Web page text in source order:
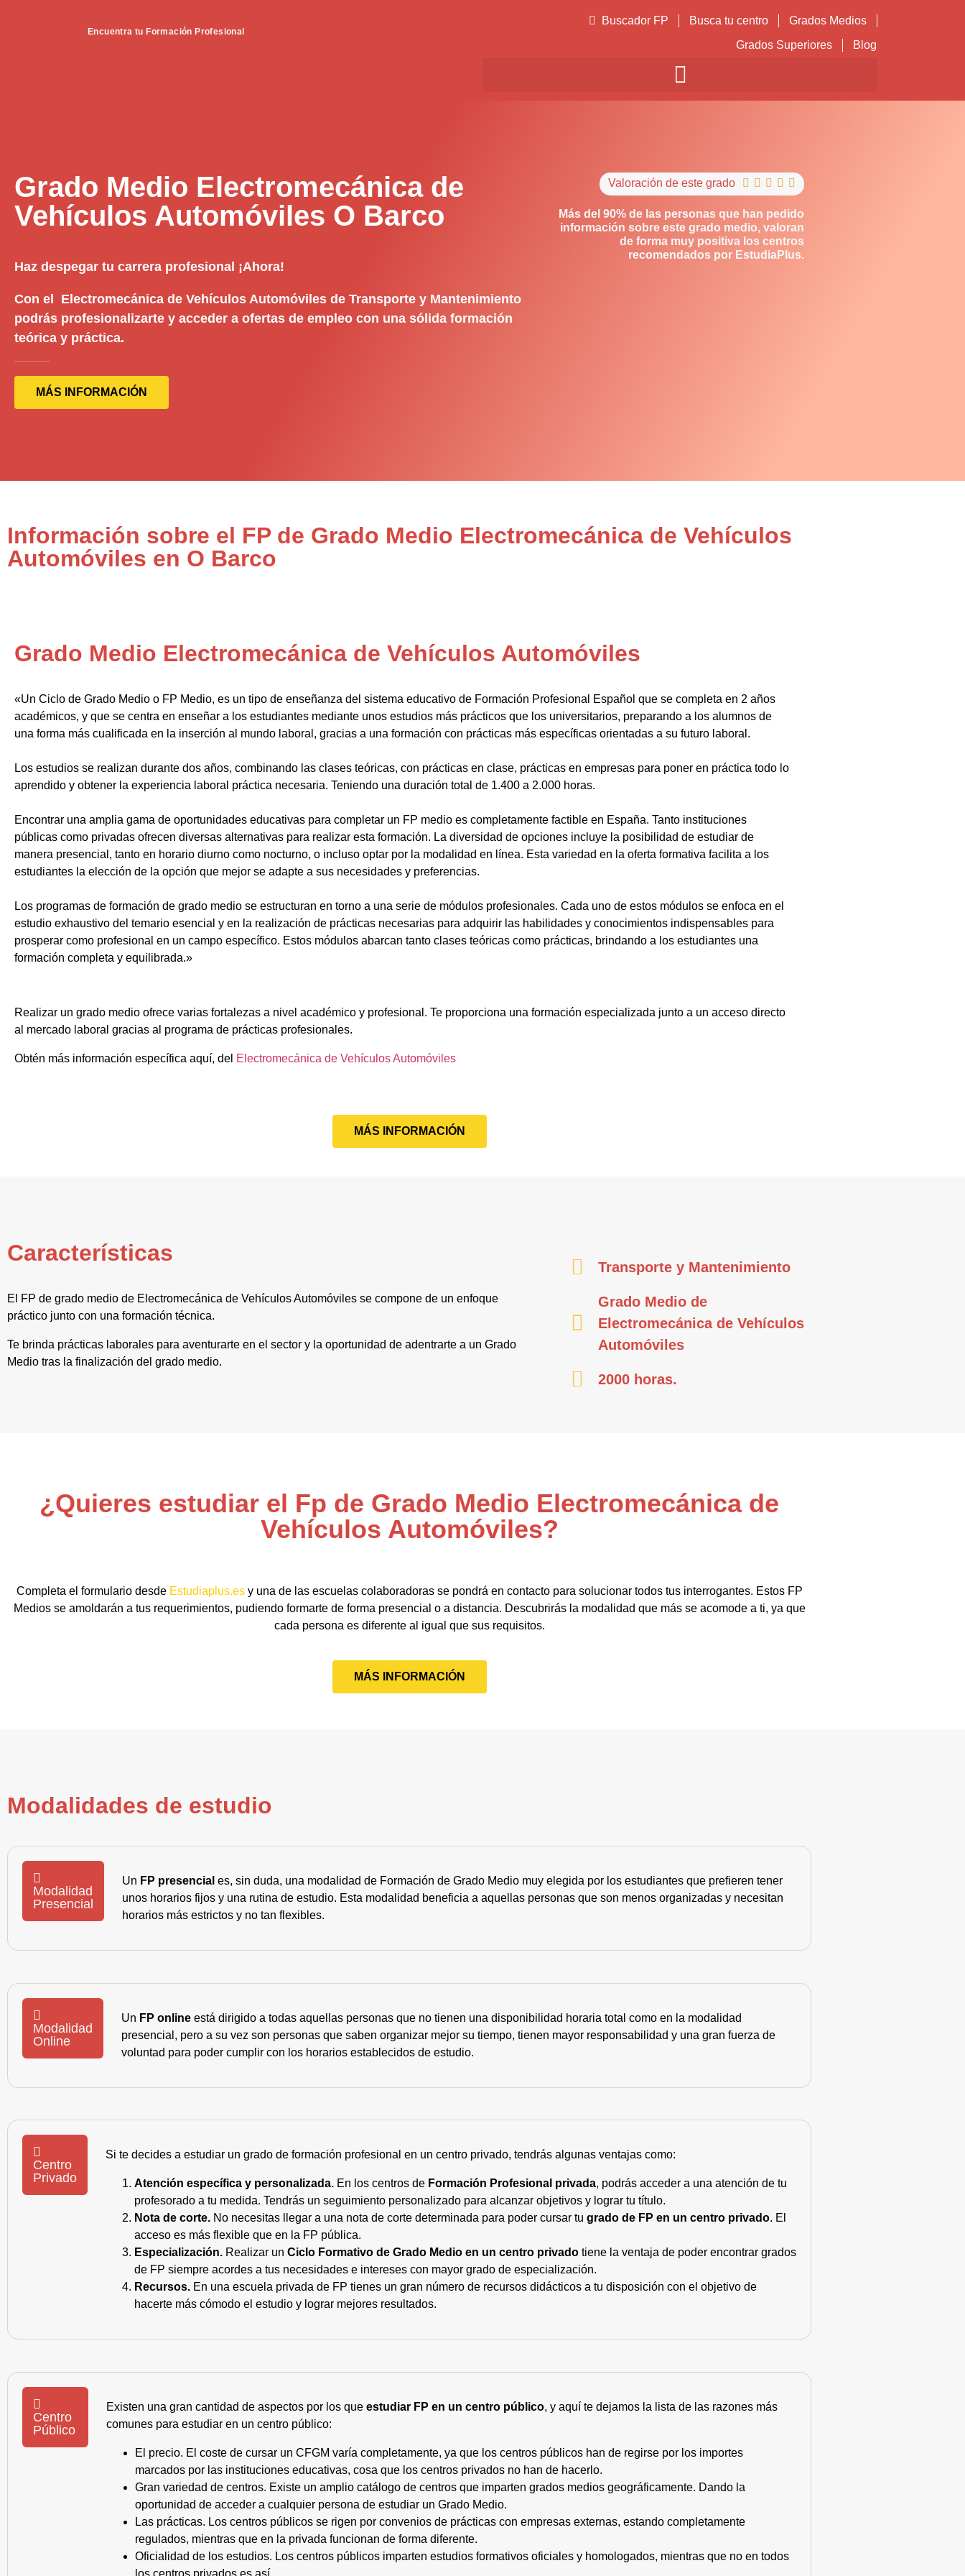
Encuentra tu Formación Profesional
Buscador FP Busca tu centro
Grados Medios
Grados Superiores
Blog
Grado Medio Electromecánica de
Vehículos Automóviles O Barco
Haz despegar tu carrera profesional ¡Ahora!
Con el Electromecánica de Vehículos Automóviles de Transporte y Mantenimiento
podrás profesionalizarte y acceder a ofertas de empleo con una sólida formación
teórica y práctica.
MÁS INFORMACIÓN
Valoración de este grado     
Más del 90% de las personas que han pedido
información sobre este grado medio, valoran
de forma muy positiva los centros
recomendados por EstudiaPlus.
Información sobre el FP de Grado Medio Electromecánica de Vehículos
Automóviles en O Barco
Grado Medio Electromecánica de Vehículos Automóviles
«Un Ciclo de Grado Medio o FP Medio, es un tipo de enseñanza del sistema educativo de Formación Profesional Español que se completa en 2 años
académicos, y que se centra en enseñar a los estudiantes mediante unos estudios más prácticos que los universitarios, preparando a los alumnos de
una forma más cualificada en la inserción al mundo laboral, gracias a una formación con prácticas más específicas orientadas a su futuro laboral.
Los estudios se realizan durante dos años, combinando las clases teóricas, con prácticas en clase, prácticas en empresas para poner en práctica todo lo
aprendido y obtener la experiencia laboral práctica necesaria. Teniendo una duración total de 1.400 a 2.000 horas.
Encontrar una amplia gama de oportunidades educativas para completar un FP medio es completamente factible en España. Tanto instituciones
públicas como privadas ofrecen diversas alternativas para realizar esta formación. La diversidad de opciones incluye la posibilidad de estudiar de
manera presencial, tanto en horario diurno como nocturno, o incluso optar por la modalidad en línea. Esta variedad en la oferta formativa facilita a los
estudiantes la elección de la opción que mejor se adapte a sus necesidades y preferencias.
Los programas de formación de grado medio se estructuran en torno a una serie de módulos profesionales. Cada uno de estos módulos se enfoca en el
estudio exhaustivo del temario esencial y en la realización de prácticas necesarias para adquirir las habilidades y conocimientos indispensables para
prosperar como profesional en un campo específico. Estos módulos abarcan tanto clases teóricas como prácticas, brindando a los estudiantes una
formación completa y equilibrada.»
Realizar un grado medio ofrece varias fortalezas a nivel académico y profesional. Te proporciona una formación especializada junto a un acceso directo
al mercado laboral gracias al programa de prácticas profesionales.
Obtén más información específica aquí, del Electromecánica de Vehículos Automóviles
MÁS INFORMACIÓN
Características
El FP de grado medio de Electromecánica de Vehículos Automóviles se compone de un enfoque
práctico junto con una formación técnica.
Te brinda prácticas laborales para aventurarte en el sector y la oportunidad de adentrarte a un Grado
Medio tras la finalización del grado medio.
Transporte y Mantenimiento
Grado Medio de
Electromecánica de Vehículos
Automóviles
2000 horas.
¿Quieres estudiar el Fp de Grado Medio Electromecánica de
Vehículos Automóviles?
Completa el formulario desde Estudiaplus.esy una de las escuelas colaboradoras se pondrá en contacto para solucionar todos tus interrogantes. Estos FP
Medios se amoldarán a tus requerimientos, pudiendo formarte de forma presencial o a distancia. Descubrirás la modalidad que más se acomode a ti, ya que
cada persona es diferente al igual que sus requisitos.
MÁS INFORMACIÓN
Modalidades de estudio
Modalidad
Presencial
Un FP presencial es, sin duda, una modalidad de Formación de Grado Medio muy elegida por los estudiantes que prefieren tener
unos horarios fijos y una rutina de estudio. Esta modalidad beneficia a aquellas personas que son menos organizadas y necesitan
horarios más estrictos y no tan flexibles.
Modalidad
Online
Un FP online está dirigido a todas aquellas personas que no tienen una disponibilidad horaria total como en la modalidad
presencial, pero a su vez son personas que saben organizar mejor su tiempo, tienen mayor responsabilidad y una gran fuerza de
voluntad para poder cumplir con los horarios establecidos de estudio.
Centro
Privado
Si te decides a estudiar un grado de formación profesional en un centro privado, tendrás algunas ventajas como:
Atención específica y personalizada. En los centros de Formación Profesional privada, podrás acceder a una atención de tu
profesorado a tu medida. Tendrás un seguimiento personalizado para alcanzar objetivos y lograr tu título.
Nota de corte. No necesitas llegar a una nota de corte determinada para poder cursar tu grado de FP en un centro privado. El
acceso es más flexible que en la FP pública.
Especialización. Realizar un Ciclo Formativo de Grado Medio en un centro privado tiene la ventaja de poder encontrar grados
de FP siempre acordes a tus necesidades e intereses con mayor grado de especialización.
Recursos. En una escuela privada de FP tienes un gran número de recursos didácticos a tu disposición con el objetivo de
hacerte más cómodo el estudio y lograr mejores resultados.
Centro
Público
Existen una gran cantidad de aspectos por los queestudiar FP en un centro público, y aquí te dejamos la lista de las razones más
comunes para estudiar en un centro público:
El precio. El coste de cursar un CFGM varía completamente, ya que los centros públicos han de regirse por los importes
marcados por las instituciones educativas, cosa que los centros privados no han de hacerlo.
Gran variedad de centros. Existe un amplio catálogo de centros que imparten grados medios geográficamente. Dando la
oportunidad de acceder a cualquier persona de estudiar un Grado Medio.
Las prácticas. Los centros públicos se rigen por convenios de prácticas con empresas externas, estando completamente
regulados, mientras que en la privada funcionan de forma diferente.
Oficialidad de los estudios. Los centros públicos imparten estudios formativos oficiales y homologados, mientras que no en todos